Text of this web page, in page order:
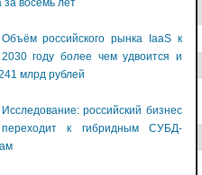
за восемь лет
Объём российского рынка IaaS к
2030 году более чем удвоится и
млрд рублей
Исследование: российский бизнес
переходит к гибридным СУБД-